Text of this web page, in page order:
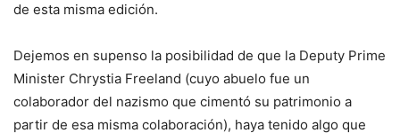
de esta misma edición.
Dejemos en supenso la posibilidad de que la Deputy Prime
Minister Chrystia Freeland (cuyo abuelo fue un
colaborador del nazismo que cimentó su patrimonio a
partir de esa misma colaboración), haya tenido algo que